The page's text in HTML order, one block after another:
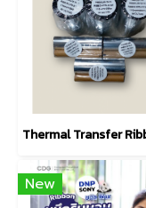
New